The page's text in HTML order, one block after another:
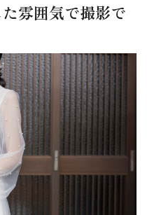
雰囲気で撮影で